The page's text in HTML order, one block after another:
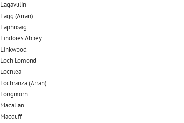
Lagavulin
Lagg (Arran)
Laphroaig
Lindores Abbey
Linkwood
Loch Lomond
Lochlea
Lochranza (Arran)
Longmorn
Macallan
Macduff